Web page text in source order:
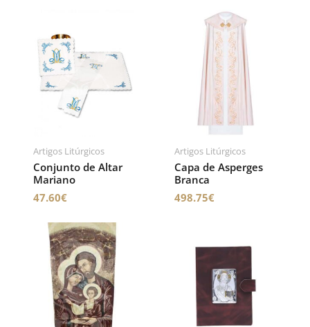
Artigos Litúrgicos
Conjunto de Altar
Mariano
47.60€
Artigos Litúrgicos
Capa de Asperges
Branca
498.75€